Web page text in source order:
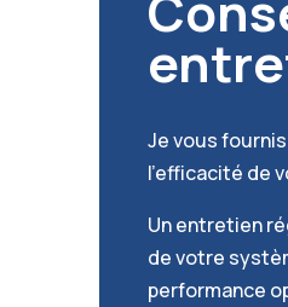
Je vous
l’efficacité de
Un entretien
de votre
performance